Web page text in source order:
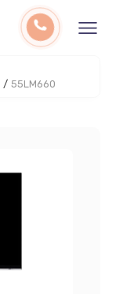
/ 55LM660